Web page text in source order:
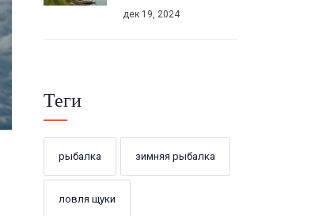
дек 19, 2024
Теги
рыбалка зимняя рыбалка
ловля щуки